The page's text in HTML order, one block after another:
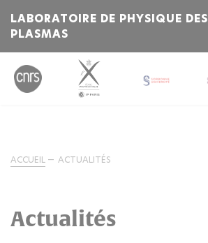
LABORATOIRE DE PHYSIQUE DES
PLASMAS
ACCUEIL ACTUALITÉS
Actualités